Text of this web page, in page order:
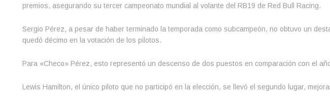
premios, asegurando su tercer campeonato mundial al volante del RB19 de Red Bull Racing.
Sergio Pérez, a pesar de haber terminado la temporada como subcampeón, no obtuvo un
quedó décimo en la votación de los pilotos.
Para «Checo» Pérez, esto representó un descenso de dos puestos en comparación con el
Lewis Hamilton, el único piloto que no participó en la elección, se llevó el segundo lugar,